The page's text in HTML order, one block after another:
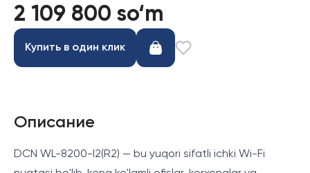
2 109 800 so‘m
Купить в один клик
Описание
DCN WL-8200-I2(R2) — bu yuqori sifatli ichki Wi-Fi